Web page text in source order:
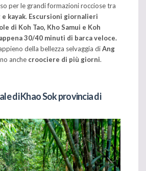
per le grandi formazioni rocciose tra
kayak. Escursioni giornalieri
di Koh Tao, Kho Samui e Koh
30/40 minuti di barca veloce.
della bellezza selvaggia diAng
anche croociere di più giorni.
di Khao Sok provincia di